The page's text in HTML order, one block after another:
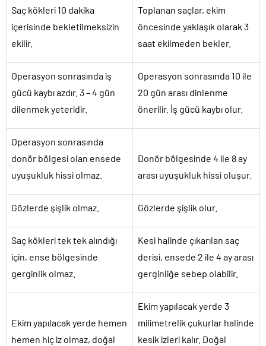
Saç kökleri 10 dakika
içerisinde bekletilmeksizin
ekilir.
Toplanan saçlar, ekim
öncesinde yaklaşık olarak 3
saat ekilmeden bekler.
Operasyon sonrasında iş
gücü kaybı azdır. 3 – 4 gün
dilenmek yeteridir.
Operasyon sonrasında 10 ile
20 gün arası dinlenme
önerilir. İş gücü kaybı olur.
Operasyon sonrasında
donör bölgesi olan ensede
uyuşukluk hissi olmaz.
Donör bölgesinde 4 ile 8 ay
arası uyuşukluk hissi oluşur.
Gözlerde şişlik olmaz. Gözlerde şişlik olur.
Saç kökleri tek tek alındığı
için, ense bölgesinde
gerginlik olmaz.
Kesi halinde çıkarılan saç
derisi, ensede 2 ile 4 ay arası
gerginliğe sebep olabilir.
Ekim yapılacak yerde hemen
hemen hiç iz olmaz, doğal
Ekim yapılacak yerde 3
milimetrelik çukurlar halinde
kesik izleri kalır. Doğal